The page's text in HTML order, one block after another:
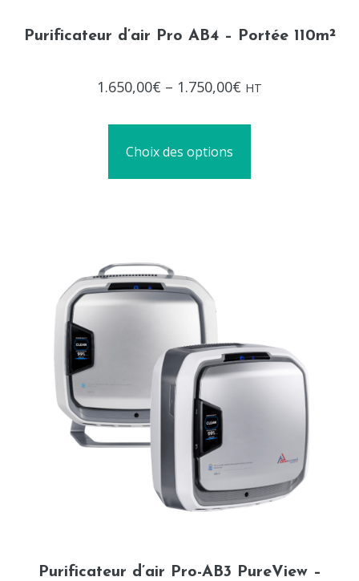
Purificateur d’air Pro AB4 – Portée 110m²
0
sur
1.650,00€ – 1.750,00€ HT
Choix des options
Purificateur d’air Pro-AB3 PureView –